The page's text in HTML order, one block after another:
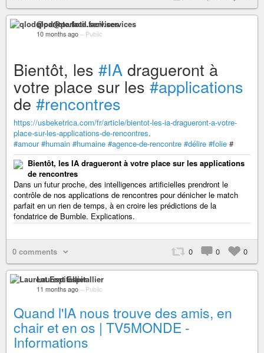
qlod@parlote.facil.services
10 months ago – Public
Bientôt, les #IA dragueront à
votre place sur les #applications
de #rencontres
https://usbeketrica.com/fr/article/bientot-les-ia-dragueront-a-votre-
place-sur-les-applications-de-rencontres.
#amour #humain #humaine #agence-de-rencontre #délire #folie #
Bientôt, les IA dragueront à votre place sur les applications
de rencontres
Dans un futur proche, des intelligences artificielles prendront le
contrôle de nos applications de rencontres pour dénicher le match
parfait en un rien de temps, à en croire les prédictions de la
fondatrice de Bumble. Explications.
0 comments 0 0 0
Laurent Espitallier
11 months ago – Public
Quand l'IA nous trouve des amis, en
chair et en os | TV5MONDE -
Informations